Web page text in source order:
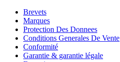
Brevets
Marques
Protection Des Donnees
Conditions Generales De Vente
Conformité
Garantie & garantie légale